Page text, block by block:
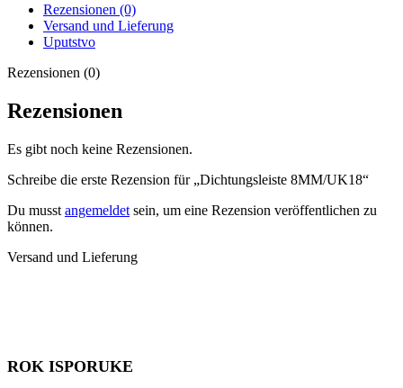
Rezensionen (0)
Versand und Lieferung
Uputstvo
Rezensionen (0)
Rezensionen
Es gibt noch keine Rezensionen.
Schreibe die erste Rezension für „Dichtungsleiste 8MM/UK18“
Du musst angemeldet sein, um eine Rezension veröffentlichen zu
können.
Versand und Lieferung
ROK ISPORUKE